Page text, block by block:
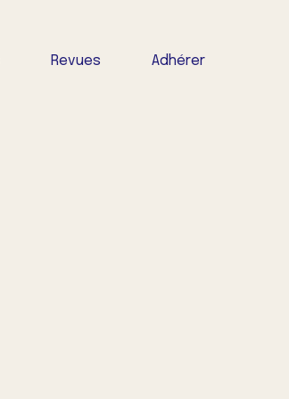
Revues Adhérer